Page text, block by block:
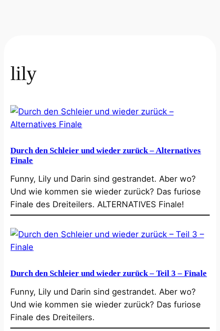
lily
Durch den Schleier und wieder zurück – Alternatives
Finale
Funny, Lily und Darin sind gestrandet. Aber wo?
Und wie kommen sie wieder zurück? Das furiose
Finale des Dreiteilers. ALTERNATIVES Finale!
Durch den Schleier und wieder zurück – Teil 3 – Finale
Funny, Lily und Darin sind gestrandet. Aber wo?
Und wie kommen sie wieder zurück? Das furiose
Finale des Dreiteilers.